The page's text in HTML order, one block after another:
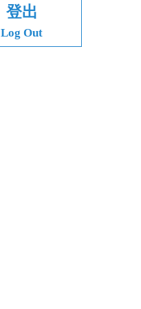
登出
Log Out